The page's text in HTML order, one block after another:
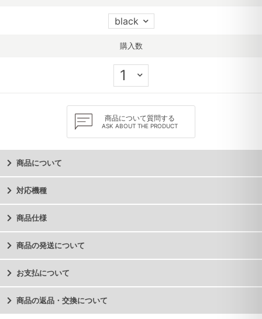
購入数
商品について質問する
ASK ABOUT THE PRODUCT
商品について
対応機種
商品仕様
商品の発送について
お支払について
商品の返品・交換について